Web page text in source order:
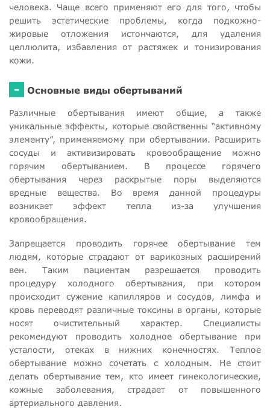
человека. Чаще всего применяют его для того, чтобы
решить эстетические проблемы, когда подкожно-
жировые отложения истончаются, для удаления
целлюлита, избавления от растяжек и тонизирования
кожи.
- Основные виды обертываний
Различные обертывания имеют общие, а также
уникальные эффекты, которые свойственны “активному
элементу”, применяемому при обертывании. Расширить
сосуды и активизировать кровообращение можно
горячим обертыванием. В процессе горячего
обертывания через раскрытые поры выделяются
вредные вещества. Во время данной процедуры
возникает эффект тепла из-за улучшения
кровообращения.
Запрещается проводить горячее обертывание тем
людям, которые страдают от варикозных расширений
вен. Таким пациентам разрешается проводить
процедуру холодного обертывания, при котором
происходит сужение капилляров и сосудов, лимфа и
кровь переводят различные токсины в органы, которые
носят очистительный характер. Специалисты
рекомендуют проводить холодное обертывание при
усталости, отеках в нижних конечностях. Теплое
обертывание можно сочетать с холодным. Не стоит
делать обертывание тем, кто имеет гинекологические,
кожные заболевания, страдает от повышенного
артериального давления.